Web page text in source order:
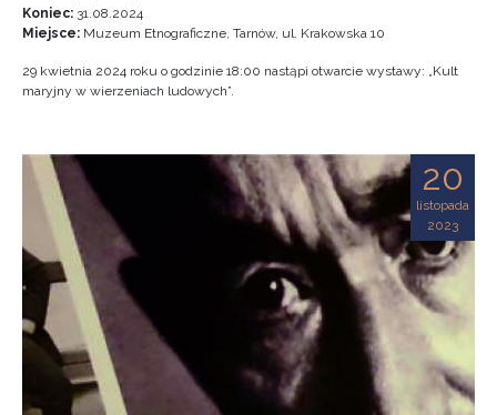
Koniec: 31.08.2024
Miejsce: Muzeum Etnograficzne, Tarnów, ul. Krakowska 10
29 kwietnia 2024 roku o godzinie 18:00 nastąpi otwarcie wystawy: „Kult
maryjny w wierzeniach ludowych”.
20
listopada
2023